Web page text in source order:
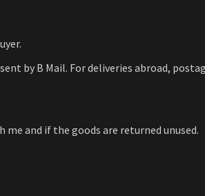
by B Mail. For deliveries abroad,
and if the goods are returned unused.